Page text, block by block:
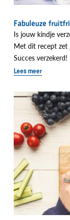
Fabuleuze
Is jouw kindje
Met dit recept zet
Succes verzekerd!
Lees meer